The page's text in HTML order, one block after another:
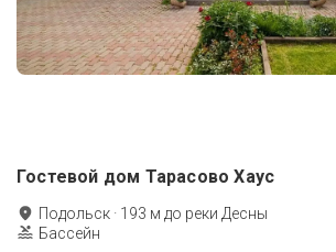
Гостевой дом Тарасово Хаус
Подольск · 193 м до реки Десны
Бассейн